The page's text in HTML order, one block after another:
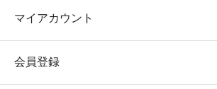
マイアカウント
会員登録